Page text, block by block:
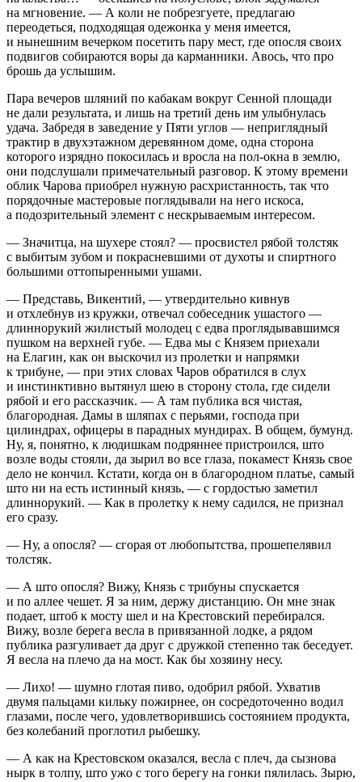
на мгновение. — А коли не побрезгуете, предлагаю
переодеться, подходящая одежонка у меня имеется,
и нынешним вечерком посетить пару мест, где опосля своих
подвигов собираются воры да карманники. Авось, что про
брошь да услышим.
Пара вечеров шляний по кабакам вокруг Сенной площади
не дали результата, и лишь на третий день им улыбнулась
удача. Забредя в заведение у Пяти углов — неприглядный
трактир в двухэтажном деревянном доме, одна сторона
которого изрядно покосилась и вросла на пол-окна в землю,
они подслушали примечательный разговор. К этому времени
облик Чарова приобрел нужную расхристанность, так что
порядочные мастеровые поглядывали на него искоса,
а подозрительный элемент с нескрываемым интересом.
— Значитца, на шухере стоял? — просвистел рябой толстяк
с выбитым зубом и покрасневшими от духоты и спиртного
большими оттопыренными ушами.
— Представь, Викентий, — утвердительно кивнув
и отхлебнув из кружки, отвечал собеседник ушастого —
длиннорукий жилистый молодец с едва проглядывавшимся
пушком на верхней губе. — Едва мы с Князем приехали
на Елагин, как он выскочил из пролетки и напрямки
к трибуне, — при этих словах Чаров обратился в слух
и инстинктивно вытянул шею в сторону стола, где сидели
рябой и его рассказчик. — А там публика вся чистая,
благородная. Дамы в шляпах с перьями, господа при
цилиндрах, офицеры в парадных мундирах. В общем, бумунд.
Ну, я, понятно, к людишкам подряннее пристроился, што
возле воды стояли, да зырил во все глаза, покамест Князь свое
дело не кончил. Кстати, когда он в благородном платье, самый
што ни на есть истинный князь, — с гордостью заметил
длиннорукий. — Как в пролетку к нему садился, не признал
его сразу.
— Ну, а опосля? — сгорая от любопытства, прошепелявил
толстяк.
— А што опосля? Вижу, Князь с трибуны спускается
и по аллее чешет. Я за ним, держу дистанцию. Он мне знак
подает, штоб к мосту шел и на Крестовский перебирался.
Вижу, возле берега весла в привязанной лодке, а рядом
публика разгуливает да друг с дружкой степенно так беседует.
Я весла на плечо да на мост. Как бы хозяину несу.
— Лихо! — шумно глотая пиво, одобрил рябой. Ухватив
двумя пальцами кильку пожирнее, он сосредоточенно водил
глазами, после чего, удовлетворившись состоянием продукта,
без колебаний проглотил рыбешку.
— А как на Крестовском оказался, весла с плеч, да сызнова
нырк в толпу, што ужо с того берегу на гонки пялилась. Зырю,